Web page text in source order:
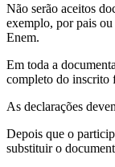
Não serão aceitos
exemplo, por pais
Enem.
Em toda a
completo do inscrito
As declarações
Depois que o
substituir o